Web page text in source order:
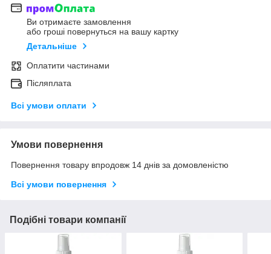
Ви отримаєте замовлення
або гроші повернуться на вашу картку
Детальніше
Оплатити частинами
Післяплата
Всі умови оплати
Умови повернення
Повернення товару впродовж 14 днів за домовленістю
Всі умови повернення
Подібні товари компанії